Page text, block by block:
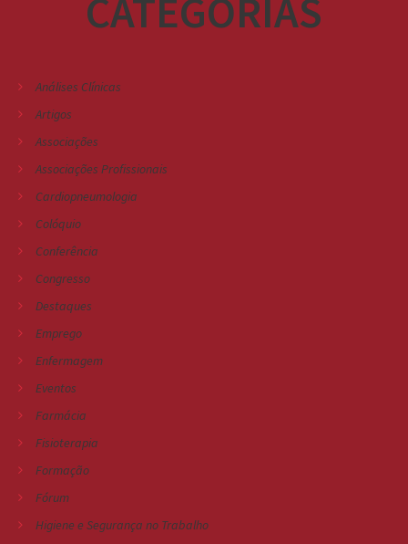
CATEGORIAS
Análises Clínicas
Artigos
Associações
Associações Profissionais
Cardiopneumologia
Colóquio
Conferência
Congresso
Destaques
Emprego
Enfermagem
Eventos
Farmácia
Fisioterapia
Formação
Fórum
Higiene e Segurança no Trabalho